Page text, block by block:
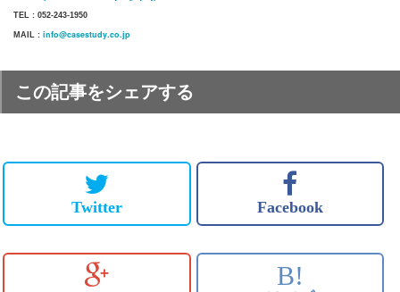
TEL : 052-243-1950
MAIL : info@casestudy.co.jp
この記事をシェアする
Twitter Facebook
B!